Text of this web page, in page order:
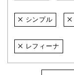
シンプル
レフィーナ